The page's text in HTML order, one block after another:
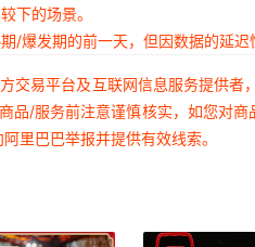
下的场景。
/爆发期的前一天，但因数据的延
交易平台及互联网信息服务提供
品/服务前注意谨慎核实，如您对
里巴巴举报并提供有效线索。